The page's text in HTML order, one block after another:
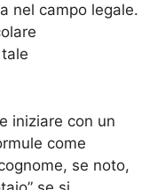
nel campo legale.
iniziare con un
come
se noto,